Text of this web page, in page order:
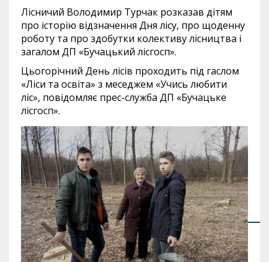
Лісничий Володимир Турчак розказав дітям
про історію відзначення Дня лісу, про щоденну
роботу та про здобутки колективу лісництва і
загалом ДП «Бучацький лісгосп».
Цьогорічний День лісів проходить під гаслом
«Ліси та освіта» з меседжем «Учись любити
ліс», повідомляє прес-служба ДП «Бучацьке
лісгосп».